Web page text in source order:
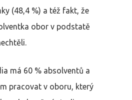
(48,4 %) a též fakt, že
obor v podstatě
má 60 % absolventů a
pracovat v oboru, který